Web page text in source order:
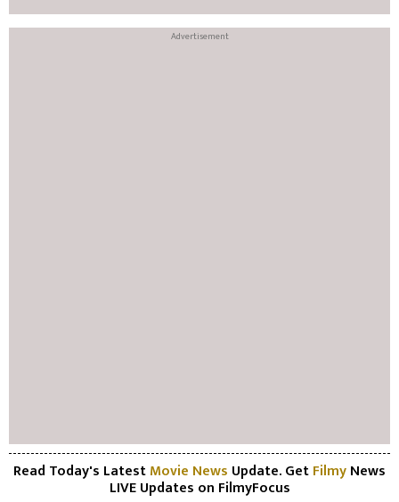
Read Today's LatestMovie News Update. GetFilmyNews
LIVE Updates on FilmyFocus